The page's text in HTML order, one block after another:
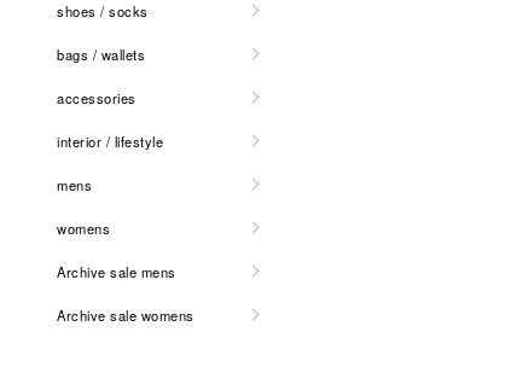
shoes / socks
bags / wallets
accessories
interior / lifestyle
mens
womens
Archive sale mens
Archive sale womens